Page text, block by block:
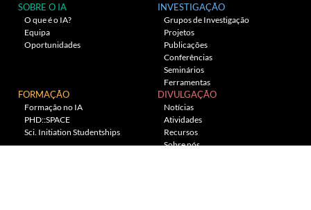
SOBRE O IA
O que é o IA?
Equipa
Oportunidades
INVESTIGAÇÃO
Grupos de Investigação
Projetos
Publicações
Conferências
Seminários
Ferramentas
FORMAÇÃO
Formação no IA
PHD::SPACE
Sci. Initiation Studentships
DIVULGAÇÃO
Notícias
Atividades
Recursos
Sobre nós